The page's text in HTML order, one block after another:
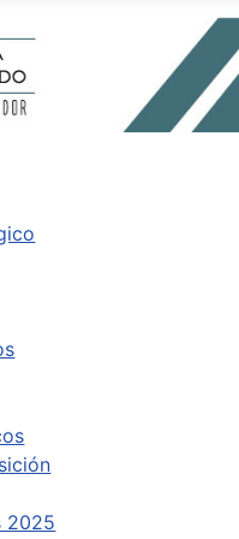
2025